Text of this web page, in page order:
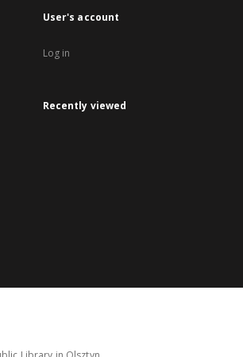
User's account
Log in
Recently viewed